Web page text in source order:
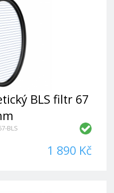
BLS filtr 67
BLS
1 890 Kč